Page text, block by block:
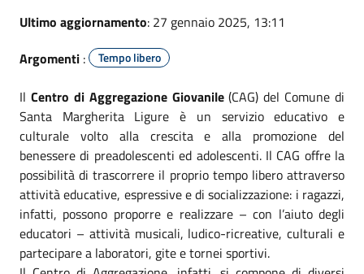
Ultimo aggiornamento: 27 gennaio 2025, 13:11
Argomenti : Tempo libero
Il Centro di Aggregazione Giovanile(CAG) del Comune di
Santa Margherita Ligure è un servizio educativo e
culturale volto alla crescita e alla promozione del
benessere di preadolescenti ed adolescenti. Il CAG offre la
possibilità di trascorrere il proprio tempo libero attraverso
attività educative, espressive e di socializzazione: i ragazzi,
infatti, possono proporre e realizzare – con l’aiuto degli
educatori – attività musicali, ludico-ricreative, culturali e
partecipare a laboratori, gite e tornei sportivi.